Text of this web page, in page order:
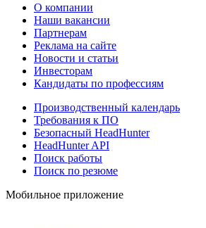
О компании
Наши вакансии
Партнерам
Реклама на сайте
Новости и статьи
Инвесторам
Кандидаты по профессиям
Производственный календарь
Требования к ПО
Безопасный HeadHunter
HeadHunter API
Поиск работы
Поиск по резюме
Мобильное приложение